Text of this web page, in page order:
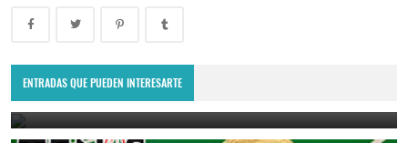
ENTRADAS QUE PUEDEN INTERESARTE
Lima Challenger: Ignacio Carou y Franco Roncadelli participarán en
el torneo ATP de Perú
June 23, 2025